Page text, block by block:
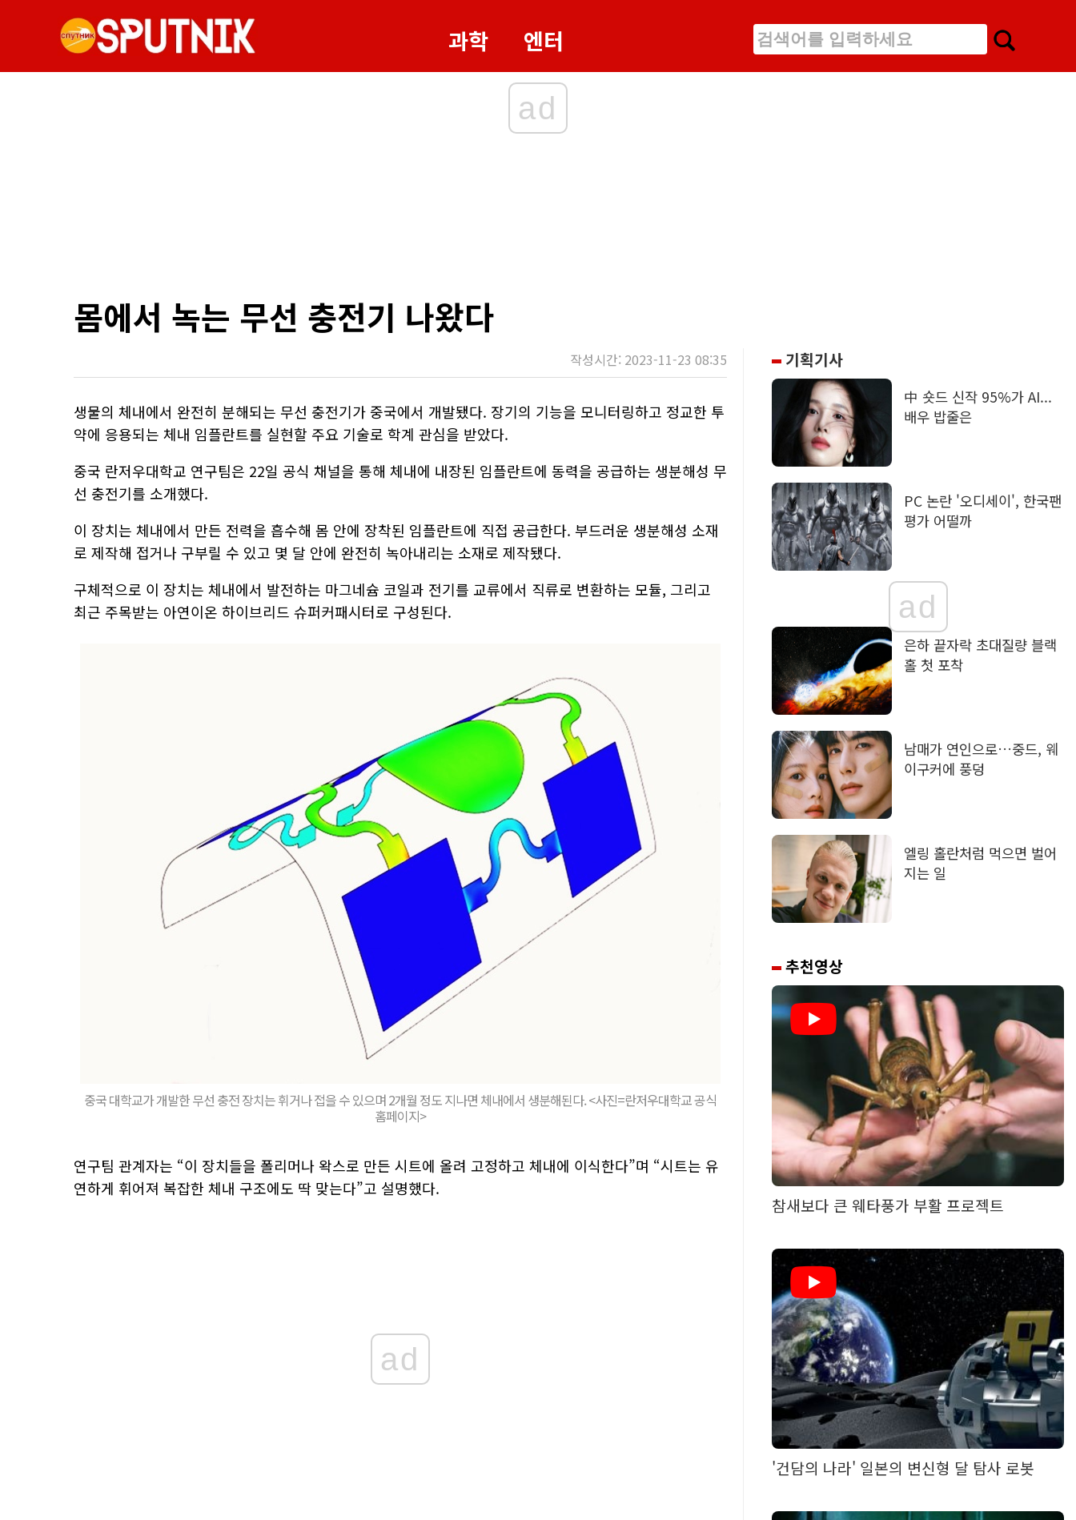
과학 엔터
ad
몸에서 녹는 무선 충전기 나왔다
작성시간: 2023-11-23 08:35
생물의 체내에서 완전히 분해되는 무선 충전기가 중국에서 개발됐다. 장기의 기능을 모니터링하고 정교한 투
약에 응용되는 체내 임플란트를 실현할 주요 기술로 학계 관심을 받았다.
중국 란저우대학교 연구팀은 22일 공식 채널을 통해 체내에 내장된 임플란트에 동력을 공급하는 생분해성 무
선 충전기를 소개했다.
이 장치는 체내에서 만든 전력을 흡수해 몸 안에 장착된 임플란트에 직접 공급한다. 부드러운 생분해성 소재
로 제작해 접거나 구부릴 수 있고 몇 달 안에 완전히 녹아내리는 소재로 제작됐다.
구체적으로 이 장치는 체내에서 발전하는 마그네슘 코일과 전기를 교류에서 직류로 변환하는 모듈, 그리고
최근 주목받는 아연이온 하이브리드 슈퍼커패시터로 구성된다.
중국 대학교가 개발한 무선 충전 장치는 휘거나 접을 수 있으며 2개월 정도 지나면 체내에서 생분해된다. <사진=란저우대학교 공식
홈페이지>
연구팀 관계자는 “이 장치들을 폴리머나 왁스로 만든 시트에 올려 고정하고 체내에 이식한다”며 “시트는 유
연하게 휘어져 복잡한 체내 구조에도 딱 맞는다”고 설명했다.
ad
기획기사
中 숏드 신작 95%가 AI...
배우 밥줄은
PC 논란 '오디세이', 한국팬
평가 어떨까
ad
은하 끝자락 초대질량 블랙
홀 첫 포착
남매가 연인으로…중드, 웨
이구커에 풍덩
엘링 홀란처럼 먹으면 벌어
지는 일
추천영상
참새보다 큰 웨타풍가 부활 프로젝트
'건담의 나라' 일본의 변신형 달 탐사 로봇